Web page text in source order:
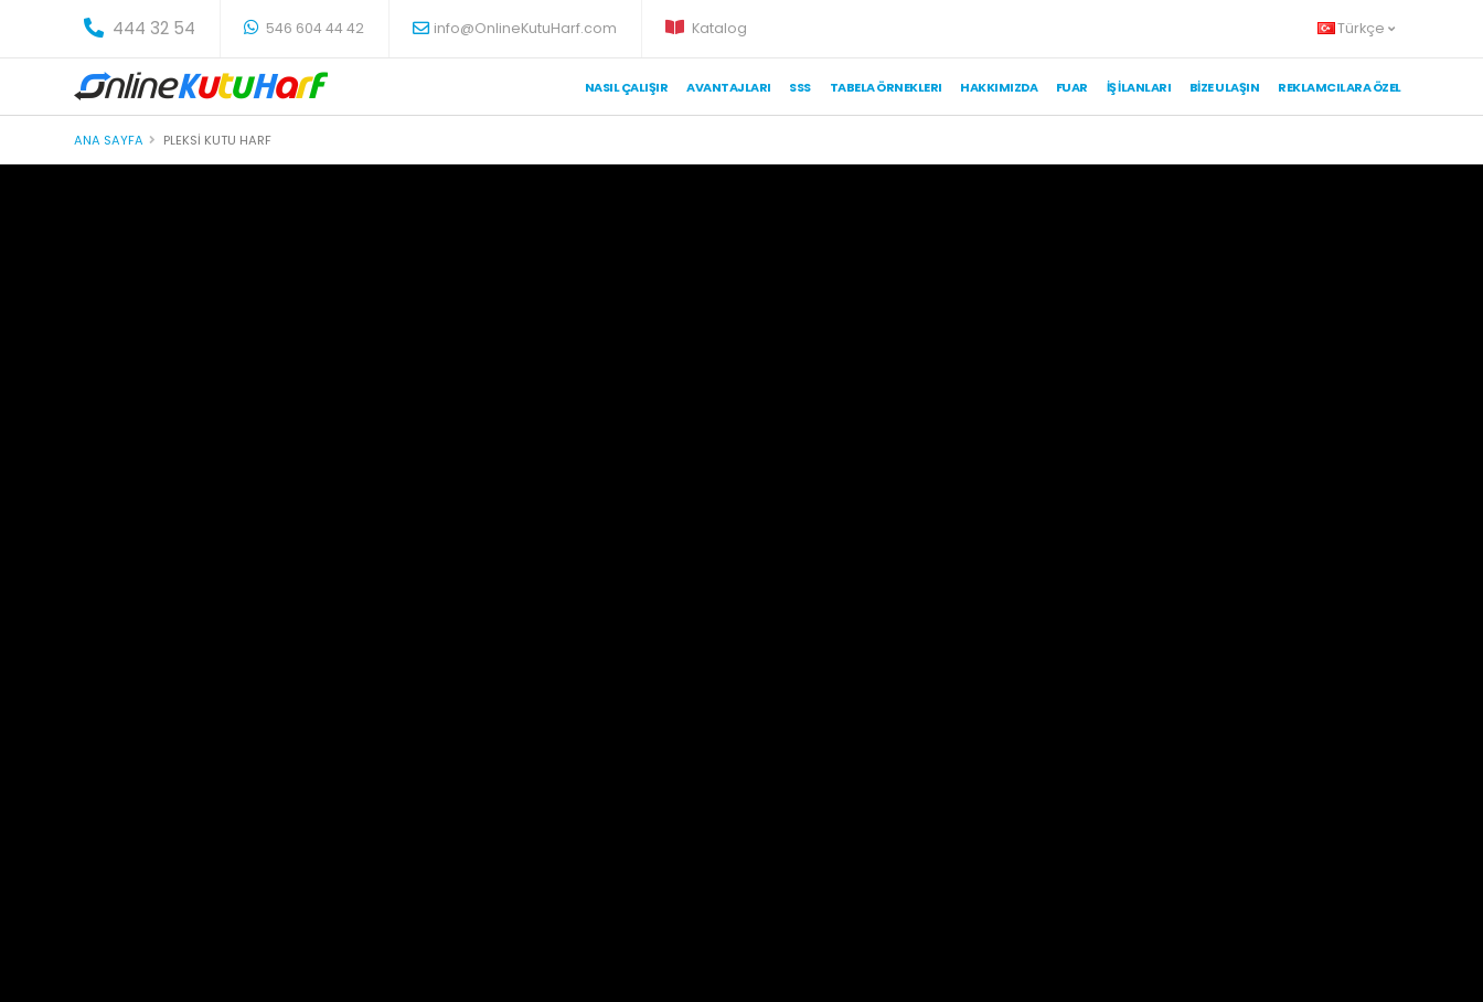
444 32 54 546 604 44 42 info@OnlineKutuHarf.com Katalog Türkçe
NASIL ÇALIŞIR AVANTAJLARI SSS TABELA ÖRNEKLERI HAKKIMIZDA FUAR İŞ İLANLARI BIZE ULAŞIN REKLAMCILARA ÖZEL
ANA SAYFA PLEKSI KUTU HARF